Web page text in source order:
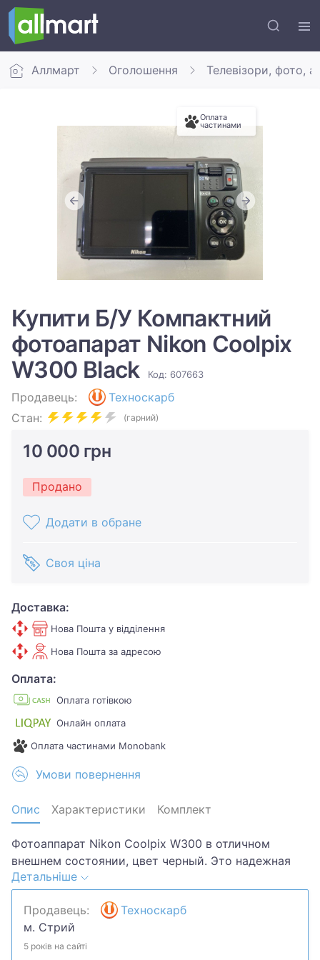
Аллмарт Оголошення Телевізори, фото,
Оплата
частинами
Купити Б/У Компактний
фотоапарат Nikon Coolpix
W300 Black
Код: 607663
Продавець:
Техноскарб
Стан:
(гарний)
10 000 грн
Продано
Додати в обране
Своя ціна
Доставка:
Нова Пошта у відділення
Нова Пошта за адресою
Оплата:
Оплата готівкою
Онлайн оплата
Оплата частинами Monobank
Умови повернення
Опис Характеристики Комплект
Фотоаппарат Nikon Coolpix W300 в отличном
внешнем состоянии, цвет черный. Это надежная
компактная камера для подводной съемки,
способная работать на глубине до 30 метров без
дополнительного бокса. Модель оснащена 16-
мегапиксельной матрицей CMOS и 5-кратным
оптическим зумом (24-120 мм в 35-мм
Детальніше
Продавець:
Техноскарб
м. Стрий
5 років на сайті